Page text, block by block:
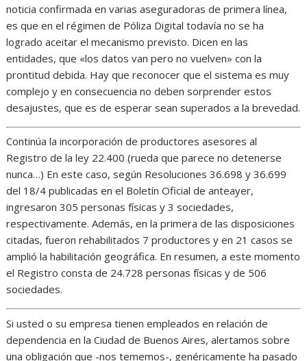
noticia confirmada en varias aseguradoras de primera línea,
es que en el régimen de Póliza Digital todavía no se ha
logrado aceitar el mecanismo previsto. Dicen en las
entidades, que «los datos van pero no vuelven» con la
prontitud debida. Hay que reconocer que el sistema es muy
complejo y en consecuencia no deben sorprender estos
desajustes, que es de esperar sean superados a la brevedad.
Continúa la incorporación de productores asesores al
Registro de la ley 22.400 (rueda que parece no detenerse
nunca…) En este caso, según Resoluciones 36.698 y 36.699
del 18/4 publicadas en el Boletín Oficial de anteayer,
ingresaron 305 personas físicas y 3 sociedades,
respectivamente. Además, en la primera de las disposiciones
citadas, fueron rehabilitados 7 productores y en 21 casos se
amplió la habilitación geográfica. En resumen, a este momento
el Registro consta de 24.728 personas físicas y de 506
sociedades.
Si usted o su empresa tienen empleados en relación de
dependencia en la Ciudad de Buenos Aires, alertamos sobre
una obligación que -nos tememos-, genéricamente ha pasado